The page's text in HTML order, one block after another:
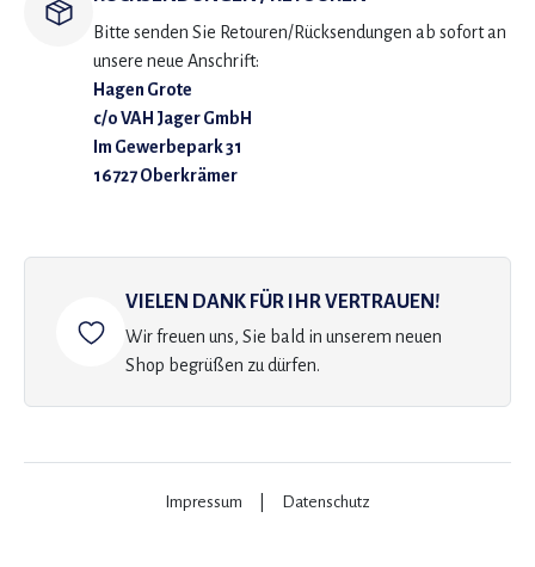
Bitte senden Sie Retouren/Rücksendungen ab sofort an
unsere neue Anschrift:
Hagen Grote
c/o VAH Jager GmbH
Im Gewerbepark 31
16727 Oberkrämer
VIELEN DANK FÜR IHR VERTRAUEN!
Wir freuen uns, Sie bald in unserem neuen
Shop begrüßen zu dürfen.
Impressum Datenschutz